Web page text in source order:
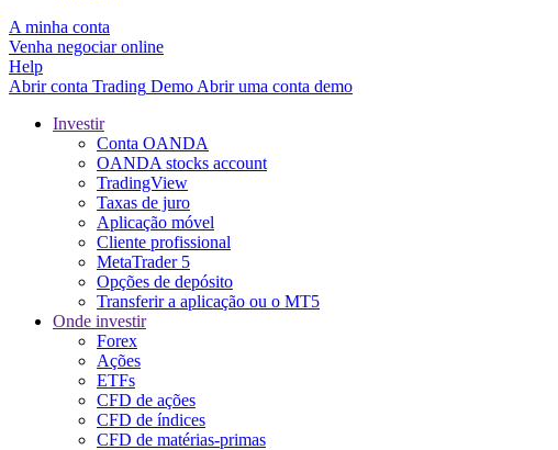
A minha conta
Venha negociar online
Help
Abrir conta Trading Demo Abrir uma conta demo
Investir
Conta OANDA
OANDA stocks account
TradingView
Taxas de juro
Aplicação móvel
Cliente profissional
MetaTrader 5
Opções de depósito
Transferir a aplicação ou o MT5
Onde investir
Forex
Ações
ETFs
CFD de ações
CFD de índices
CFD de matérias-primas